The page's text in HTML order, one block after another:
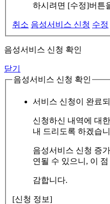
하시려면 [수정]버튼
취소 음성서비스 신청 수정
음성서비스 신청 확인
닫기
음성서비스 신청 확인
서비스 신청이 완료
신청하신 내역에 대
내 드리도록 하겠습
음성서비스 신청 증
연될 수 있으니, 이
감합니다.
[신청 정보]